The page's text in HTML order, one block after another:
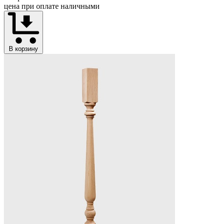
цена при оплате наличными
В корзину